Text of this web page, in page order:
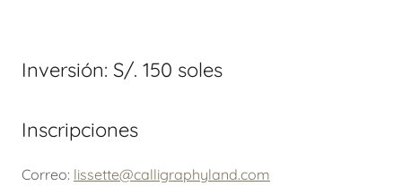
Inversión: S/. 150 soles
Inscripciones
Correo: lissette@calligraphyland.com